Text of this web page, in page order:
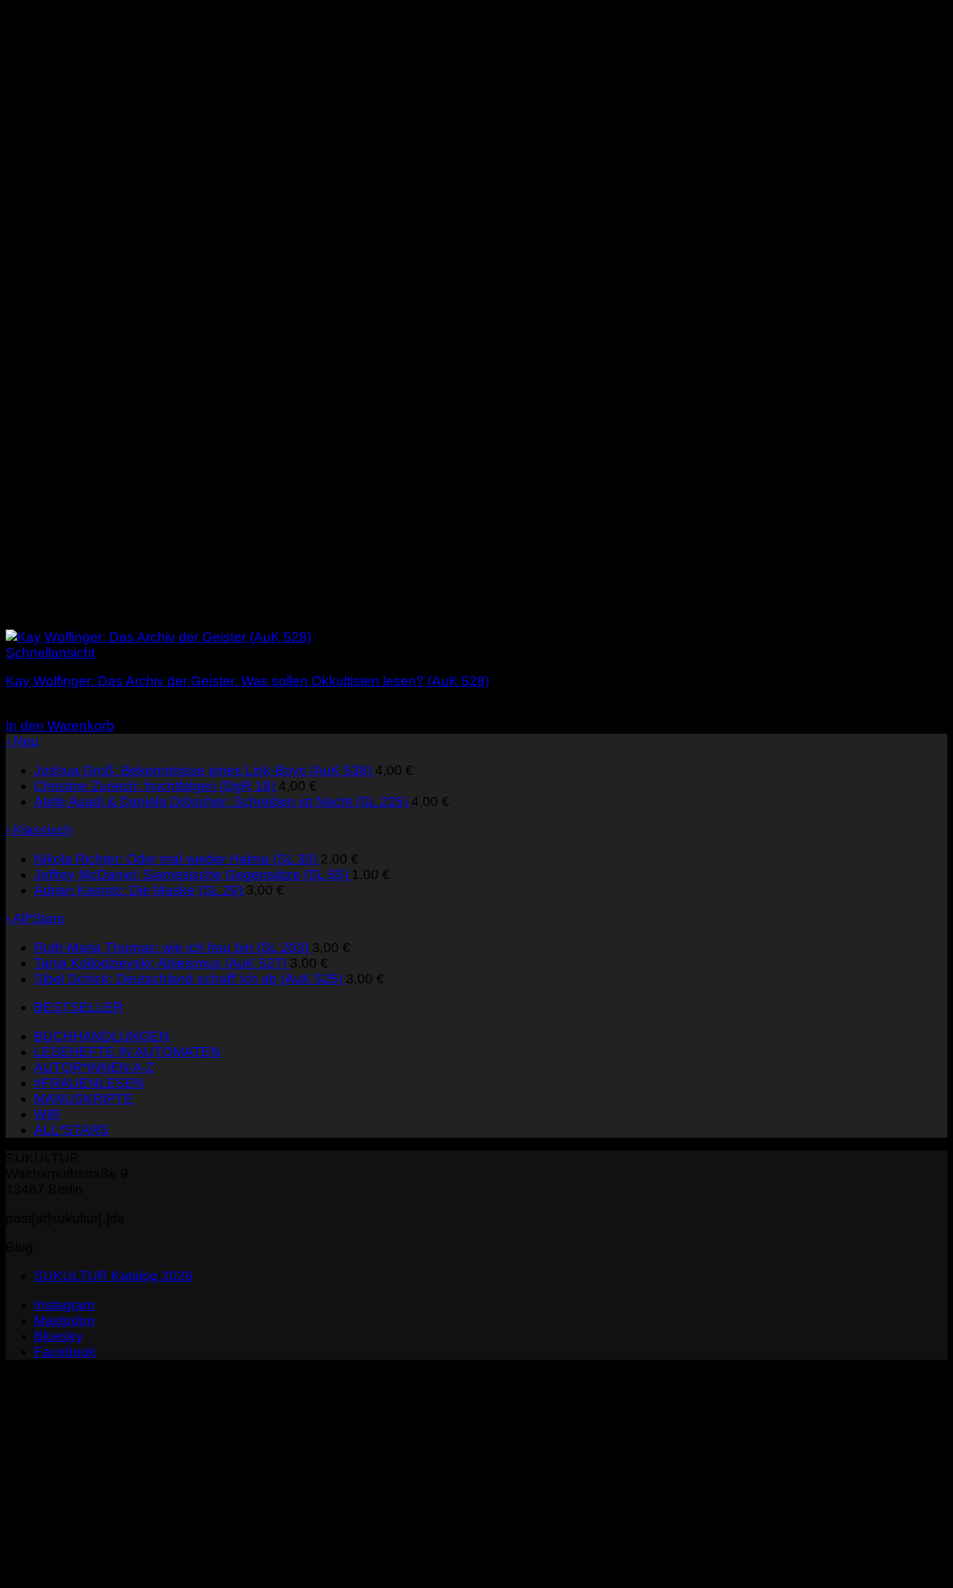
Schnellansicht
Kay Wolfinger: Das Archiv der Geister. Was sollen Okkultisten lesen? (AuK 528)
In den Warenkorb
› Neu
Joshua Groß: Bekenntnisse eines Link-Boys (AuK 538) 4,00 €
Christine Zureich: fruchtfolgen (DgR 18) 4,00 €
Atefe Asadi & Daniela Dröscher: Schreiben ist Nacht (SL 225) 4,00 €
› Klassisch
Nikola Richter: Oder mal wieder Halma (SL 30) 2,00 €
Jeffrey McDaniel: Siamesische Gegensätze (SL 55) 1,00 €
Adrian Kasnitz: Die Maske (SL 29) 3,00 €
› All*Stars
Ruth-Maria Thomas: wie ich frau bin (SL 203) 3,00 €
Tanja Kollodzieyski: Ableismus (AuK 527) 3,00 €
Sibel Schick: Deutschland schaff' ich ab (AuK 525) 3,00 €
BESTSELLER
BUCHHANDLUNGEN
LESEHEFTE IN AUTOMATEN
AUTOR*INNEN A-Z
#FRAUENLESEN
MANUSKRIPTE
WIR
ALL*STARS
SUKULTUR Katalog 2026
Instagram
Mastodon
Bluesky
Facebook